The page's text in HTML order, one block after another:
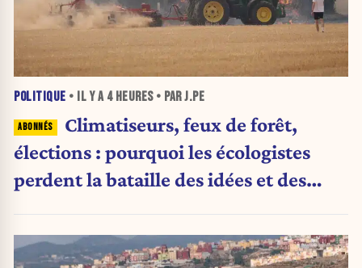
POLITIQUE • IL Y A 4 HEURES• PAR J.PE
Climatiseurs, feux de forêt,
élections : pourquoi les écologistes
perdent la bataille des idées et des